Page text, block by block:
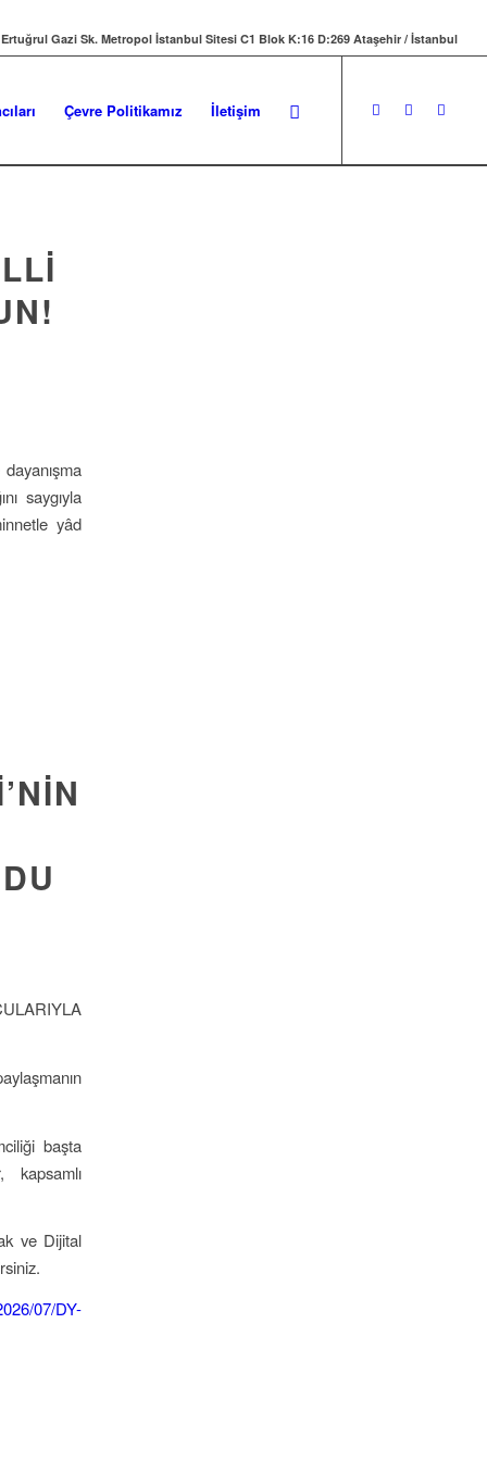
Ertuğrul Gazi Sk. Metropol İstanbul Sitesi C1 Blok K:16 D:269 Ataşehir / İstanbul
Çevre Politikamız İletişim
saygıyla
yâd
başta
ve Dijital
07/DY-